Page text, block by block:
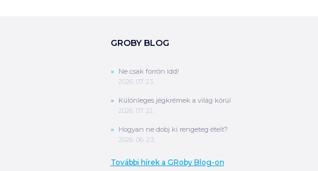
GROBY BLOG
Ne csak forrón idd!
2026. 07. 23.
Különleges jégkrémek a világ körül
2026. 07. 22.
Hogyan ne dobj ki rengeteg ételt?
2026. 06. 23.
További hírek a GRoby Blog-on